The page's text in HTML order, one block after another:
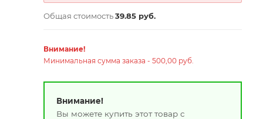
Общая стоимость39.85 руб.
Внимание!
Минимальная сумма заказа - 500,00 руб.
Внимание!
Вы можете купить этот товар с